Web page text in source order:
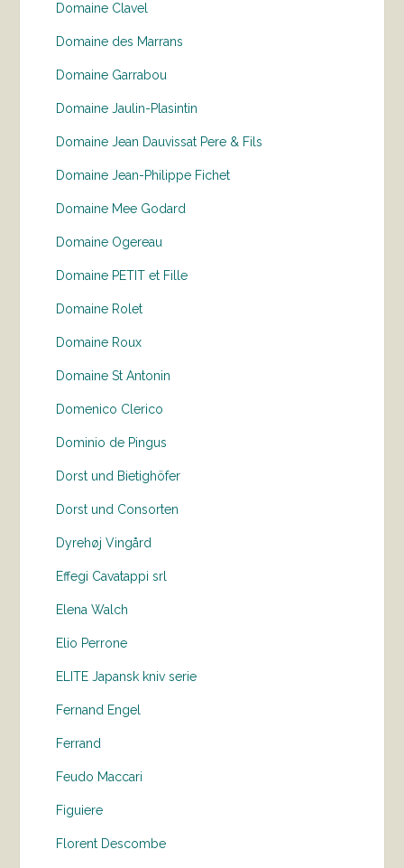
Domaine Clavel
Domaine des Marrans
Domaine Garrabou
Domaine Jaulin-Plasintin
Domaine Jean Dauvissat Pere & Fils
Domaine Jean-Philippe Fichet
Domaine Mee Godard
Domaine Ogereau
Domaine PETIT et Fille
Domaine Rolet
Domaine Roux
Domaine St Antonin
Domenico Clerico
Dominio de Pingus
Dorst und Bietighöfer
Dorst und Consorten
Dyrehøj Vingård
Effegi Cavatappi srl
Elena Walch
Elio Perrone
ELITE Japansk kniv serie
Fernand Engel
Ferrand
Feudo Maccari
Figuiere
Florent Descombe